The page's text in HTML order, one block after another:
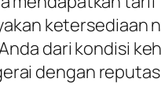
dari kondisi
dengan